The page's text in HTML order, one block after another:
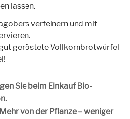
lassen.
verfeinern und mit
geröstete Vollkornbrotwürfel
Sie beim Einkauf Bio-
von der Pflanze – weniger